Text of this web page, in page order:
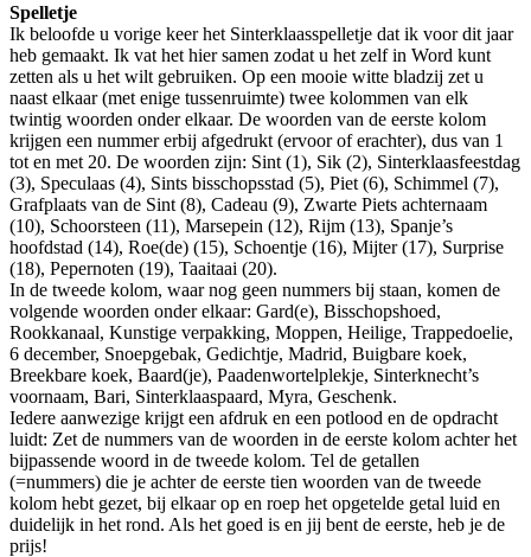
Spelletje
Ik beloofde u vorige keer het Sinterklaasspelletje dat ik voor dit jaar
heb gemaakt. Ik vat het hier samen zodat u het zelf in Word kunt
zetten als u het wilt gebruiken. Op een mooie witte bladzij zet u
naast elkaar (met enige tussenruimte) twee kolommen van elk
twintig woorden onder elkaar. De woorden van de eerste kolom
krijgen een nummer erbij afgedrukt (ervoor of erachter), dus van 1
tot en met 20. De woorden zijn: Sint (1), Sik (2), Sinterklaasfeestdag
(3), Speculaas (4), Sints bisschopsstad (5), Piet (6), Schimmel (7),
Grafplaats van de Sint (8), Cadeau (9), Zwarte Piets achternaam
(10), Schoorsteen (11), Marsepein (12), Rijm (13), Spanje’s
hoofdstad (14), Roe(de) (15), Schoentje (16), Mijter (17), Surprise
(18), Pepernoten (19), Taaitaai (20).
In de tweede kolom, waar nog geen nummers bij staan, komen de
volgende woorden onder elkaar: Gard(e), Bisschopshoed,
Rookkanaal, Kunstige verpakking, Moppen, Heilige, Trappedoelie,
6 december, Snoepgebak, Gedichtje, Madrid, Buigbare koek,
Breekbare koek, Baard(je), Paadenwortelplekje, Sinterknecht’s
voornaam, Bari, Sinterklaaspaard, Myra, Geschenk.
Iedere aanwezige krijgt een afdruk en een potlood en de opdracht
luidt: Zet de nummers van de woorden in de eerste kolom achter het
bijpassende woord in de tweede kolom. Tel de getallen
(=nummers) die je achter de eerste tien woorden van de tweede
kolom hebt gezet, bij elkaar op en roep het opgetelde getal luid en
duidelijk in het rond. Als het goed is en jij bent de eerste, heb je de
prijs!